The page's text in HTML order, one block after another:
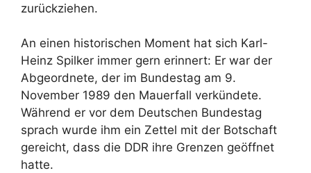
zurückziehen.
An einen historischen Moment hat sich Karl-
Heinz Spilker immer gern erinnert: Er war der
Abgeordnete, der im Bundestag am 9.
November 1989 den Mauerfall verkündete.
Während er vor dem Deutschen Bundestag
sprach wurde ihm ein Zettel mit der Botschaft
gereicht, dass die DDR ihre Grenzen geöffnet
hatte.